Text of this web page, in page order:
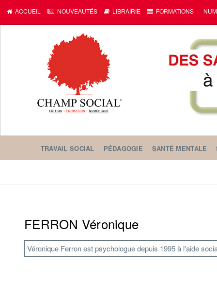
ACCUEIL NOUVEAUTÉS LIBRAIRIE FORMATIONS
TRAVAIL SOCIAL PÉDAGOGIE SANTÉ MENTALE
FERRON Véronique
Véronique Ferron est psychologue depuis 1995 à l'aide